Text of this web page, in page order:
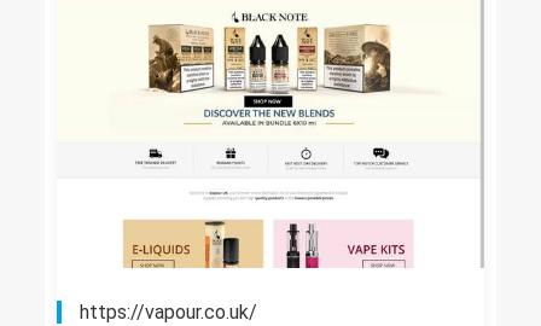
https://vapour.co.uk/